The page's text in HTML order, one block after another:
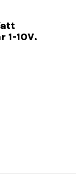
1-10V.